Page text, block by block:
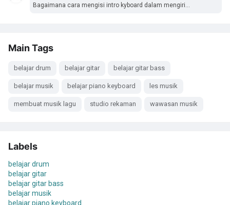
Bagaimana cara mengisi intro kyboard dalam mengiri...
Main Tags
belajar drum belajar gitar belajar gitar bass
belajar musik belajar piano keyboard les musik
membuat musik lagu studio rekaman wawasan musik
Labels
belajar drum
belajar gitar
belajar gitar bass
belajar musik
belajar piano keyboard